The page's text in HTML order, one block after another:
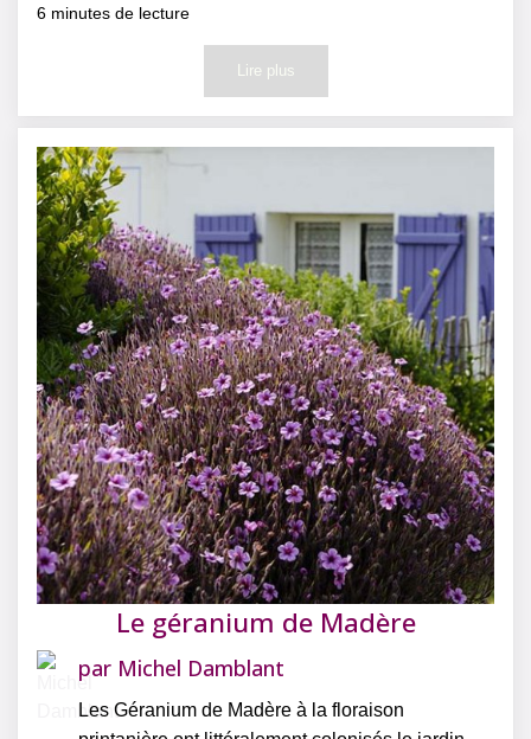
6 minutes de lecture
Lire plus
Le géranium de Madère
par Michel Damblant
Les Géranium de Madère à la floraison